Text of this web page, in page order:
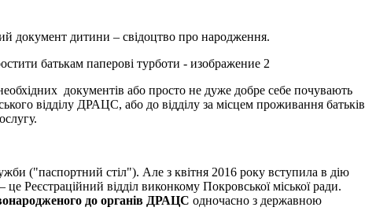
документ дитини – свідоцтво про народження.
документів або просто не дуже добре себе почувають
відділу ДРАЦС, або до відділу за місцем проживання батьків
("паспортний стіл"). Але з квітня 2016 року вступила в дію
Реєстраційний відділ виконкому Покровської міської ради.
до органів ДРАЦС одночасно з державною